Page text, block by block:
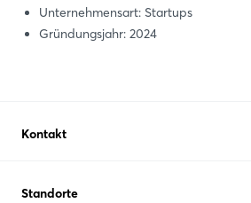
Unternehmensart: Startups
Gründungsjahr: 2024
Kontakt
Standorte